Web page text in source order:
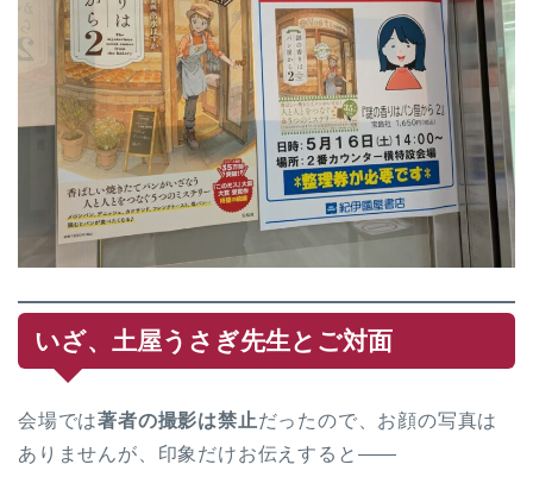
いざ、土屋うさぎ先生とご対面
会場では著者の撮影は禁止だったので、お顔の写真は
ありませんが、印象だけお伝えすると——